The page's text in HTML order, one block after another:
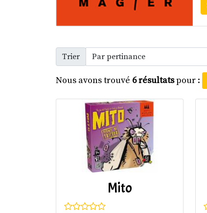
Trier
Nous avons trouvé 6 résultatspour :
Mito